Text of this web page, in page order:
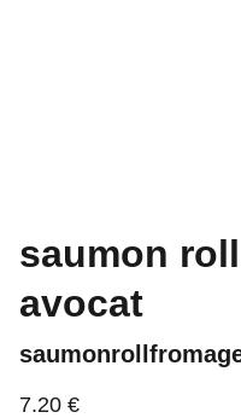
saumon
avocat
7.20 €